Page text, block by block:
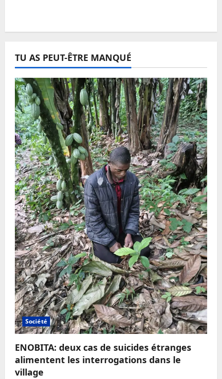
TU AS PEUT-ÊTRE MANQUÉ
Société
ENOBITA: deux cas de suicides étranges
alimentent les interrogations dans le
village